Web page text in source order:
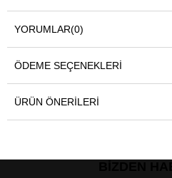
YORUMLAR(0)
ÖDEME SEÇENEKLERI
ÜRÜN ÖNERILERI